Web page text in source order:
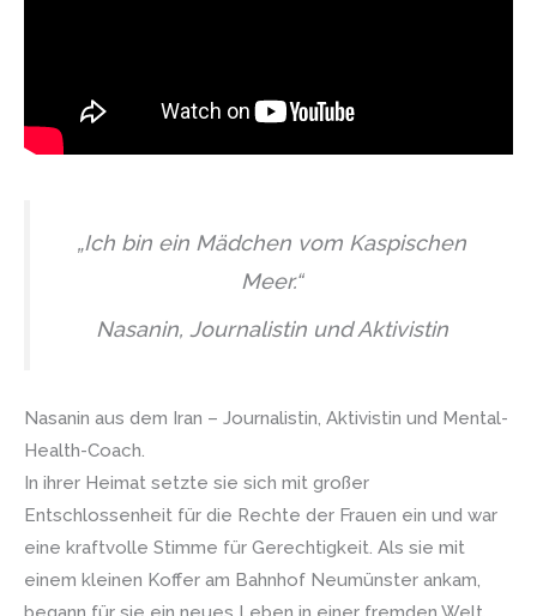
„Ich bin ein Mädchen vom Kaspischen
Meer.“
Nasanin, Journalistin und Aktivistin
Nasanin aus dem Iran – Journalistin, Aktivistin und Mental-
Health-Coach.
In ihrer Heimat setzte sie sich mit großer
Entschlossenheit für die Rechte der Frauen ein und war
eine kraftvolle Stimme für Gerechtigkeit. Als sie mit
einem kleinen Koffer am Bahnhof Neumünster ankam,